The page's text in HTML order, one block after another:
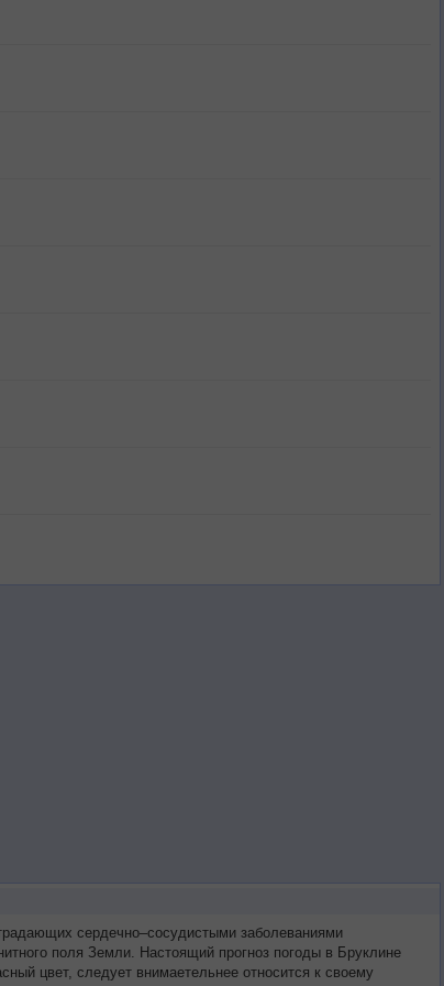
сердечно–сосудистыми заболеваниями
поля Земли. Настоящий прогноз погоды в Бруклине
цвет, следует внимаетельнее относится к своему